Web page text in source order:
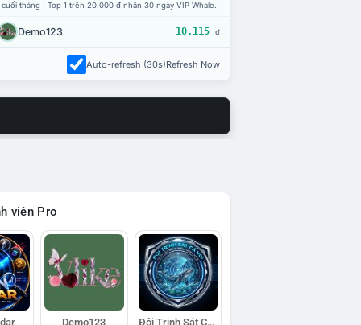
tháng · Top 1 trên 20.000 đ nhận 30 ngày VIP Whale.
Demo123 10.115 đ
Auto-refresh (30s)Refresh Now
viên Pro
Demo123 Đội Trinh Sát Cá Voi